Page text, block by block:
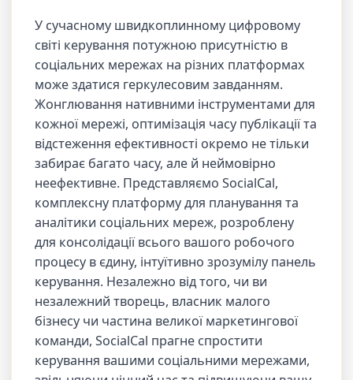
У сучасному швидкоплинному цифровому
світі керування потужною присутністю в
соціальних мережах на різних платформах
може здатися геркулесовим завданням.
Жонглювання нативними інструментами для
кожної мережі, оптимізація часу публікації та
відстеження ефективності окремо не тільки
забирає багато часу, але й неймовірно
неефективне. Представляємо SocialCal,
комплексну платформу для планування та
аналітики соціальних мереж, розроблену
для консолідації всього вашого робочого
процесу в єдину, інтуїтивно зрозумілу панель
керування. Незалежно від того, чи ви
незалежний творець, власник малого
бізнесу чи частина великої маркетингової
команди, SocialCal прагне спростити
керування вашими соціальними мережами,